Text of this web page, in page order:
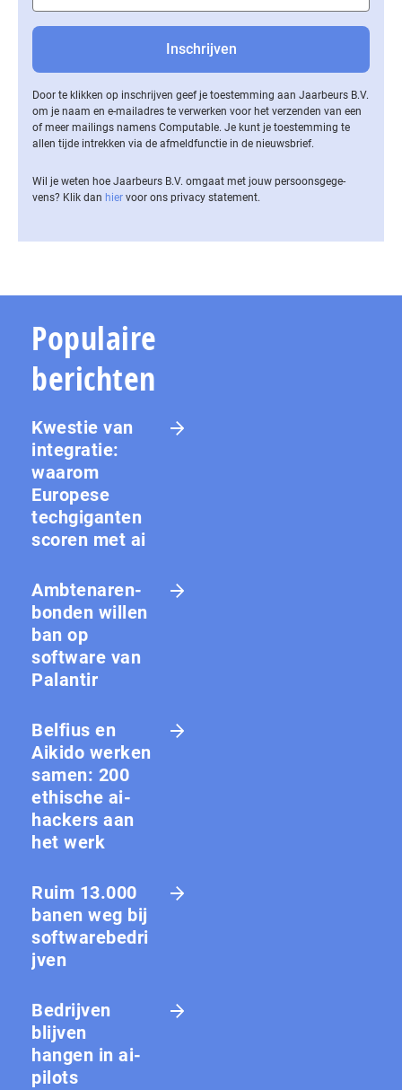
Door te klikken op inschrijven geef je toestemming aan Jaarbeurs B.V.
om je naam en e-mailadres te verwerken voor het verzenden van een
of meer mailings namens Computable. Je kunt je toestemming te
allen tijde intrekken via de af­meld­func­tie in de nieuwsbrief.
Wil je weten hoe Jaarbeurs B.V. omgaat met jouw per­soons­ge­ge­
vens? Klik dan hier voor ons privacy statement.
Populaire
berichten
Kwestie van
integratie:
waarom
Europese
techgiganten
scoren met ai
Amb­te­na­ren­
bon­den willen
ban op
software van
Palantir
Belfius en
Aikido werken
samen: 200
ethische ai-
hackers aan
het werk
Ruim 13.000
banen weg bij
softwarebedri
jven
Bedrijven
blijven
hangen in ai-
pilots